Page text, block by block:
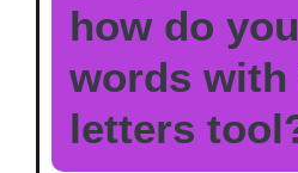
how do
words with
letters